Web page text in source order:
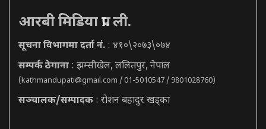
आरबी मिडिया प्रा. ली.
सूचना विभागमा दर्ता नं. : ४१०\२०७३\०७४
सम्पर्क ठेगाना : झम्सीखेल, ललितपुर, नेपाल
(kathmandupati@gmail.com / 01-5010547 / 9801028760)
सञ्चालक/सम्पादक : रोशन बहादुर खड्का